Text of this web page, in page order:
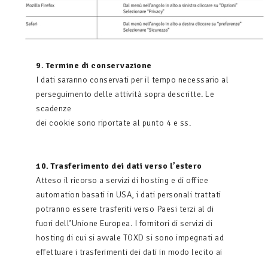
9. Termine di conservazione
I dati saranno conservati per il tempo necessario al
perseguimento delle attività sopra descritte. Le
scadenze
dei cookie sono riportate al punto 4 e ss.
10. Trasferimento dei dati verso l’estero
Atteso il ricorso a servizi di hosting e di office
automation basati in USA, i dati personali trattati
potranno essere trasferiti verso Paesi terzi al di
fuori dell’Unione Europea. I fornitori di servizi di
hosting di cui si avvale TOXD si sono impegnati ad
effettuare i trasferimenti dei dati in modo lecito ai